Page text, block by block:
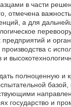
в части
отмечена
а для
и
с
полноценную и
базой,
государство и